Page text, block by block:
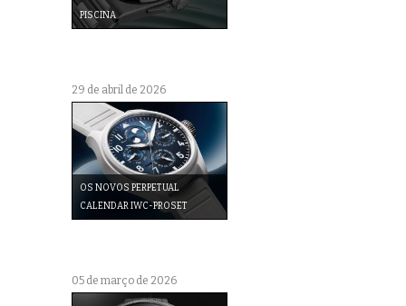
PISCINA
29 de abril de 2026
OS NOVOS PERPETUAL
CALENDAR IWC-PROSET
05 de março de 2026